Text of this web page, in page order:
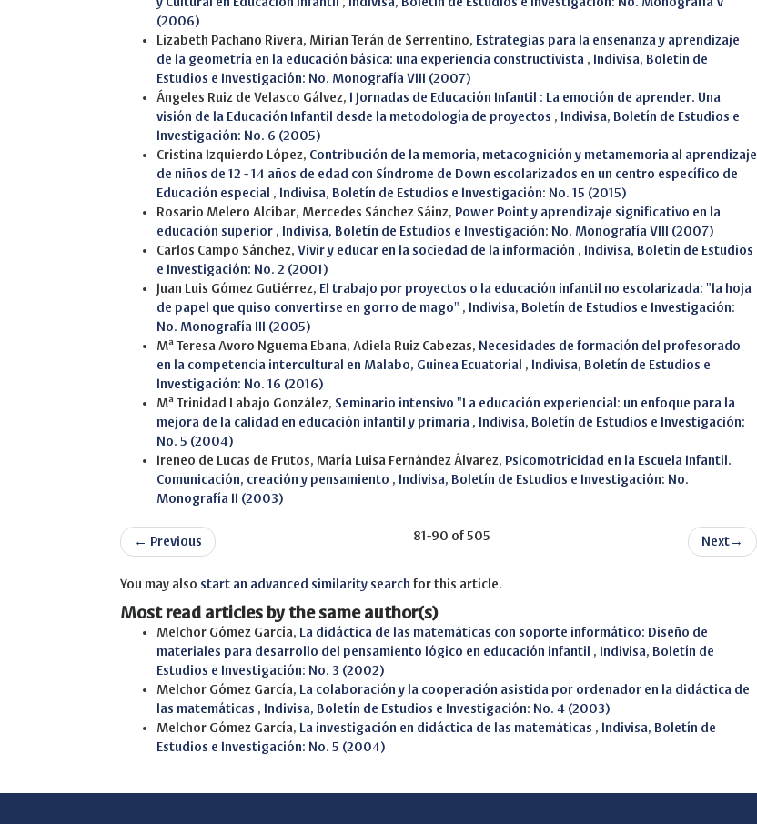
(2006)
Lizabeth Pachano Rivera, Mirian Terán de Serrentino, Estrategias para la enseñanza y aprendizaje
de la geometría en la educación básica: una experiencia constructivista , Indivisa, Boletín de
Estudios e Investigación: No. Monografía VIII (2007)
Ángeles Ruiz de Velasco Gálvez,
I Jornadas de Educación Infantil : La emoción de aprender. Una
visión de la Educación Infantil desde la metodología de proyectos , Indivisa, Boletín de Estudios e
Investigación: No. 6 (2005)
Cristina Izquierdo López, Contribución de la memoria, metacognición y metamemoria al aprendizaje
de niños de 12 - 14 años de edad con Síndrome de Down escolarizados en un centro específico de
Educación especial , Indivisa, Boletín de Estudios e Investigación: No. 15 (2015)
Rosario Melero Alcíbar, Mercedes Sánchez Sáinz, Power Point y aprendizaje significativo en la
educación superior , Indivisa, Boletín de Estudios e Investigación: No. Monografía VIII (2007)
Carlos Campo Sánchez, Vivir y educar en la sociedad de la información , Indivisa, Boletín de Estudios
e Investigación: No. 2 (2001)
Juan Luis Gómez Gutiérrez, El trabajo por proyectos o la educación infantil no escolarizada: "la hoja
de papel que quiso convertirse en gorro de mago" , Indivisa, Boletín de Estudios e Investigación:
No. Monografía III (2005)
Mª Teresa Avoro Nguema Ebana, Adiela Ruiz Cabezas, Necesidades de formación del profesorado
en la competencia intercultural en Malabo, Guinea Ecuatorial , Indivisa, Boletín de Estudios e
Investigación: No. 16 (2016)
Mª Trinidad Labajo González, Seminario intensivo "La educación experiencial: un enfoque para la
mejora de la calidad en educación infantil y primaria , Indivisa, Boletín de Estudios e Investigación:
No. 5 (2004)
Ireneo de Lucas de Frutos, María Luisa Fernández Álvarez, Psicomotricidad en la Escuela Infantil.
Comunicación, creación y pensamiento , Indivisa, Boletín de Estudios e Investigación: No.
Monografía II (2003)
← Previous 81-90 of 505 Next →
You may also start an advanced similarity search for this article.
Most read articles by the same author(s)
Melchor Gómez García, La didáctica de las matemáticas con soporte informático: Diseño de
materiales para desarrollo del pensamiento lógico en educación infantil , Indivisa, Boletín de
Estudios e Investigación: No. 3 (2002)
Melchor Gómez García, La colaboración y la cooperación asistida por ordenador en la didáctica de
las matemáticas , Indivisa, Boletín de Estudios e Investigación: No. 4 (2003)
Melchor Gómez García, La investigación en didáctica de las matemáticas , Indivisa, Boletín de
Estudios e Investigación: No. 5 (2004)